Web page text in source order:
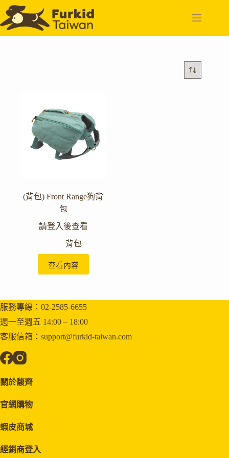
至
主
(背包) Front Range狗背
包
請登入後查看
背包
查看內容
服務專線：02-2585-6655
週一至週五 14:00 – 18:00
客服信箱：support@furkid-taiwan.com
關於馥齊
官網購物
蝦皮商城
經銷商登入